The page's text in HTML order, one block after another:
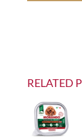
RELATED